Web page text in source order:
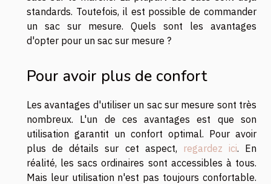
standards. Toutefois, il est possible de commander
un sac sur mesure. Quels sont les avantages
d'opter pour un sac sur mesure ?
Pour avoir plus de confort
Les avantages d'utiliser un sac sur mesure sont très
nombreux. L'un de ces avantages est que son
utilisation garantit un confort optimal. Pour avoir
plus de détails sur cet aspect, regardez ici. En
réalité, les sacs ordinaires sont accessibles à tous.
Mais leur utilisation n'est pas toujours confortable.